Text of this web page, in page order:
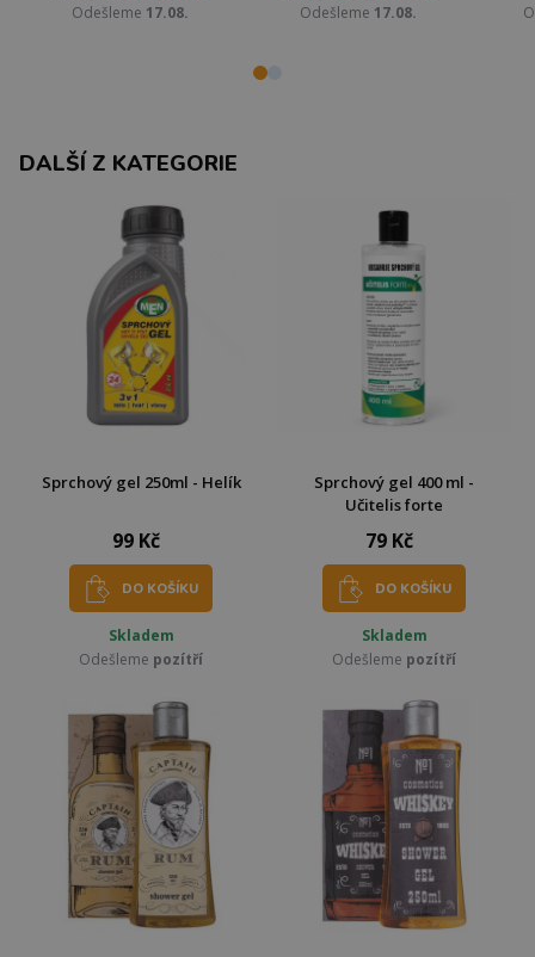
Odešleme 17.08.
Odešleme 17.08.
DALŠÍ Z KATEGORIE
Sprchový gel 250ml - Helík
99 Kč
DO KOŠÍKU
Skladem
Odešleme pozítří
Sprchový gel 400 ml -
Učitelis forte
79 Kč
DO KOŠÍKU
Skladem
Odešleme pozítří